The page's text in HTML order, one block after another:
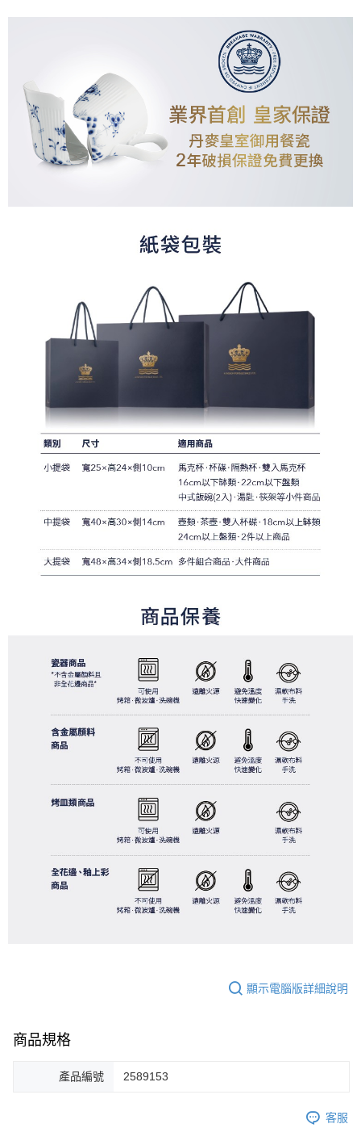
顯示電腦版詳細說明
商品規格
產品編號 2589153
客服